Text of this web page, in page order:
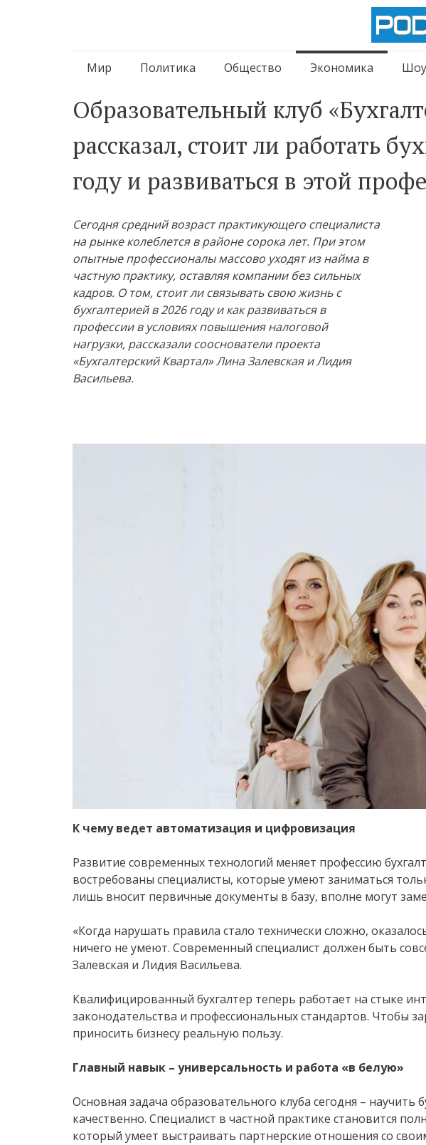
Перейти
содержимому
Мир Политика Общество Экономика
Образовательный клуб
рассказал, стоит ли работать
году и развиваться в этой
Сегодня средний возраст практикующего специалиста
на рынке колеблется в районе сорока лет. При этом
опытные профессионалы массово уходят из найма в
частную практику, оставляя компании без сильных
кадров. О том, стоит ли связывать свою жизнь с
бухгалтерией в 2026 году и как развиваться в
профессии в условиях повышения налоговой
нагрузки, рассказали сооснователи проекта
«Бухгалтерский Квартал» Лина Залевская и Лидия
Васильева.
К чему ведет автоматизация и цифровизация
Развитие современных технологий меняет профессию
востребованы специалисты, которые умеют заниматься
лишь вносит первичные документы в базу, вполне могут
«Когда нарушать правила стало технически сложно,
ничего не умеют. Современный специалист должен быть
Залевская и Лидия Васильева.
Квалифицированный бухгалтер теперь работает на стыке
законодательства и профессиональных стандартов. Чтобы
приносить бизнесу реальную пользу.
Главный навык – универсальность и работа «в белую»
Основная задача образовательного клуба сегодня – научить
качественно. Специалист в частной практике становится
который умеет выстраивать партнерские отношения со